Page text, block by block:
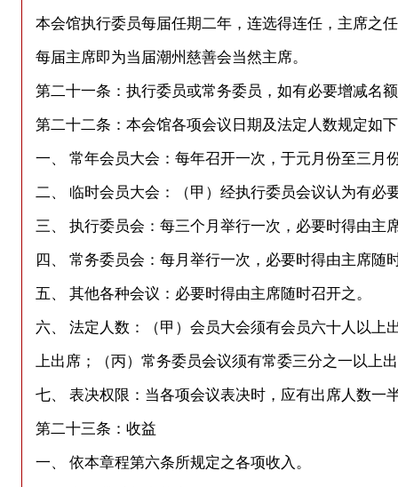
本会馆执行委员每届任期二年，连选得连任，主席之
每届主席即为当届潮州慈善会当然主席。
第二十一条：执行委员或常务委员，如有必要增减名
第二十二条：本会馆各项会议日期及法定人数规定如
一、 常年会员大会：每年召开一次，于元月份至三月
二、 临时会员大会：（甲）经执行委员会议认为有必
三、 执行委员会：每三个月举行一次，必要时得由主
四、 常务委员会：每月举行一次，必要时得由主席随
五、 其他各种会议：必要时得由主席随时召开之。
六、 法定人数：（甲）会员大会须有会员六十人以
上出席；（丙）常务委员会议须有常委三分之一以上
七、 表决权限：当各项会议表决时，应有出席人数一
第二十三条：收益
一、 依本章程第六条所规定之各项收入。